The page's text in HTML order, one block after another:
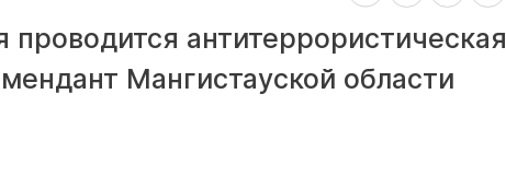
антитеррористическая
Мангистауской области